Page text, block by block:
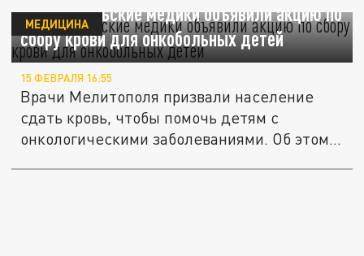
Мелитопольские медики объявили акцию по
сбору крови для онкобольных детей
МЕДИЦИНА
15 ФЕВРАЛЯ 16:55
Врачи Мелитополя призвали население
сдать кровь, чтобы помочь детям с
онкологическими заболеваниями. Об этом...